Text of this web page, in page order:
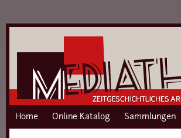
Home Online Katalog Sammlungen